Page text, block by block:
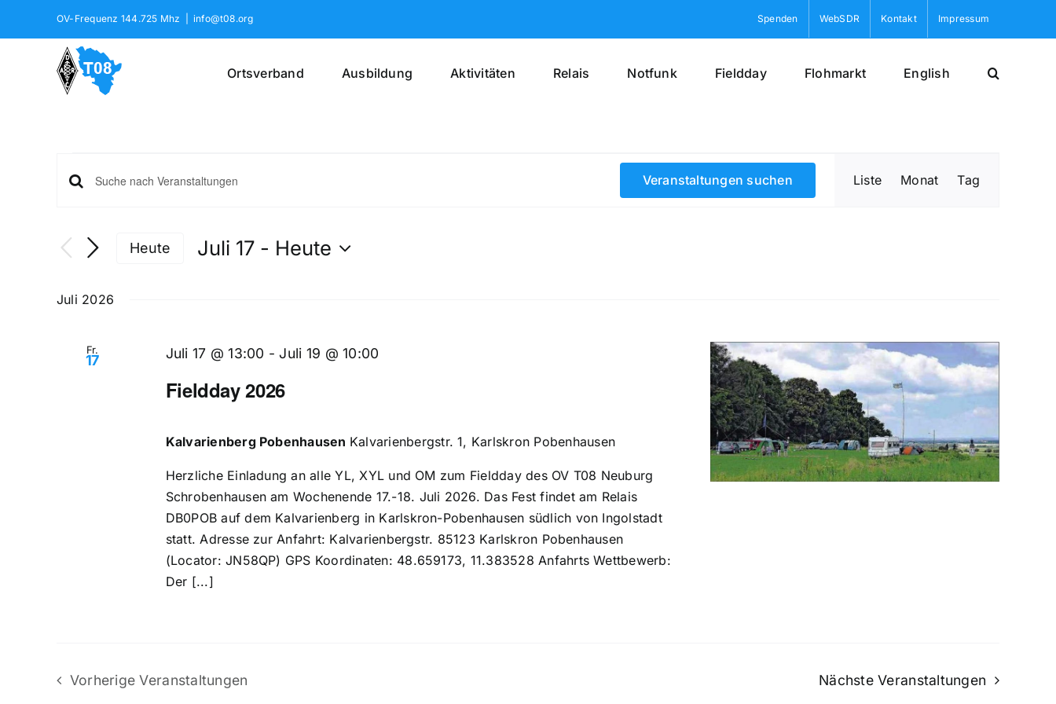
OV-Frequenz 144.725 Mhz info@t08.org Spenden WebSDR Kontakt Impressum
Ortsverband Ausbildung Aktivitäten Relais Notfunk Fieldday Flohmarkt English
Veranstaltungen
Veranstaltungen
Ansichtennavigation
Geben
Schlüsselwort.
nach
Veranstaltungen suchen
Ansichten-
Liste Monat Tag
Heute Juli 17 - Heute
Juli 2026
Fr.
17
Fieldday 2026
Juli 17 @ 13:00 -Juli 19 @ 10:00
Kalvarienberg Pobenhausen Kalvarienbergstr. 1, Karlskron Pobenhausen
Herzliche Einladung an alle YL, XYL und OM zum Fieldday des OV T08 Neuburg
Schrobenhausen am Wochenende 17.-18. Juli 2026. Das Fest findet am Relais
DB0POB auf dem Kalvarienberg in Karlskron-Pobenhausen südlich von Ingolstadt
statt. Adresse zur Anfahrt: Kalvarienbergstr. 85123 Karlskron Pobenhausen
(Locator: JN58QP) GPS Koordinaten: 48.659173, 11.383528 Anfahrts Wettbewerb:
Der [...]
VorherigeVeranstaltungen NächsteVeranstaltungen